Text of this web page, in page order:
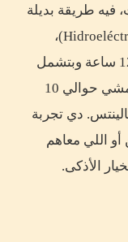
فيه طريقة بديلة
للقطار اسمها مسار الهيدروإلكتريكا (Hidroeléctrica)،
وبتوفّر 80–100 دولار. الرحلة بتاخد 10–12 ساعة وبتشمل
أتوبيس لمحطة الهيدروإلكتريكا، وبعدها مشي حوالي 10
دي تجربة
اللي معاهم
الأذكى.